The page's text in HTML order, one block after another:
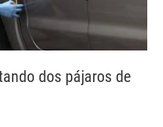
dos pájaros de